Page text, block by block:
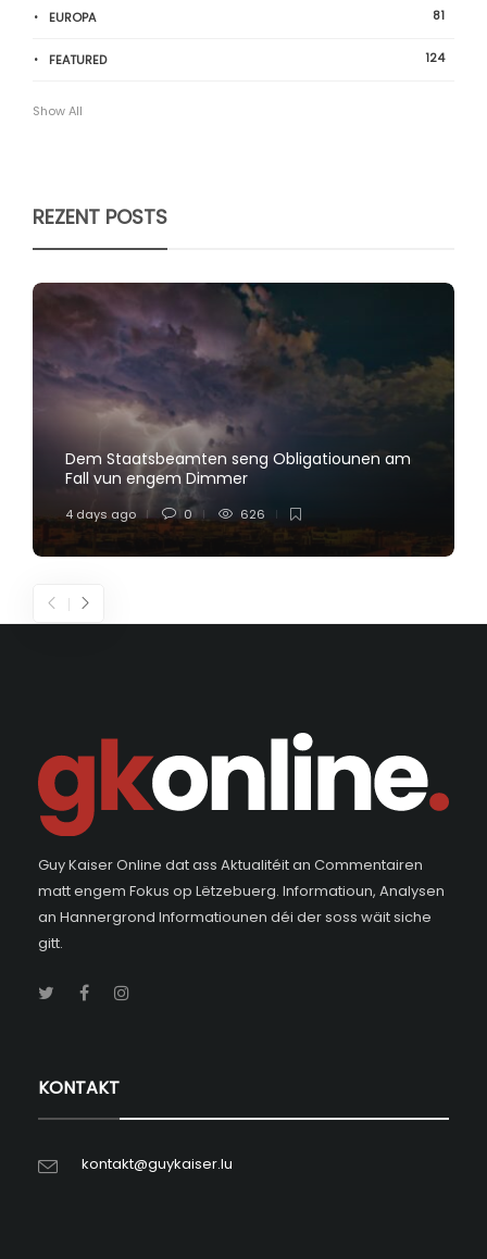
EUROPA 81
FEATURED 124
Show All
REZENT POSTS
Dem Staatsbeamten seng Obligatiounen am
Fall vun engem Dimmer
4 days ago 0 626
Guy Kaiser Online dat ass Aktualitéit an Commentairen
matt engem Fokus op Lëtzebuerg. Informatioun, Analysen
an Hannergrond Informatiounen déi der soss wäit siche
gitt.
KONTAKT
kontakt@guykaiser.lu